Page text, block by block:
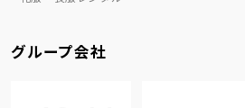
グループ会社